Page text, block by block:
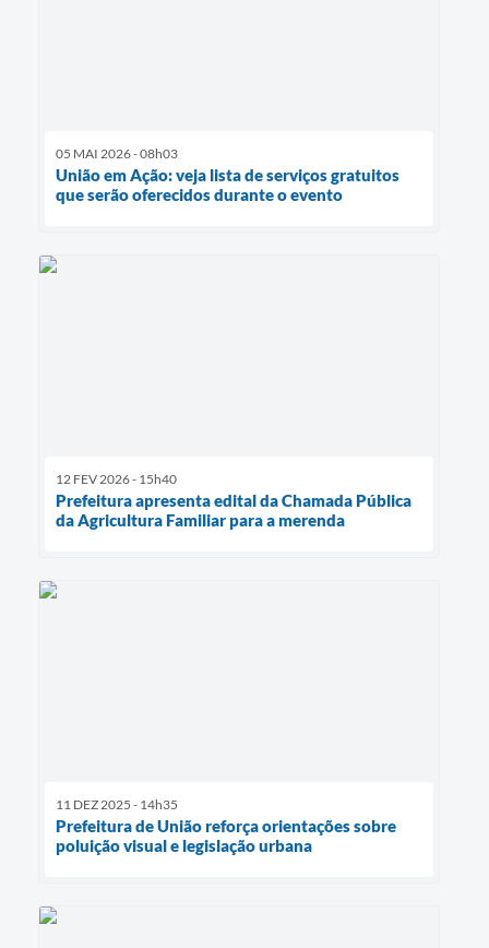
05 MAI 2026 - 08h03
União em Ação: veja lista de serviços gratuitos
que serão oferecidos durante o evento
12 FEV 2026 - 15h40
Prefeitura apresenta edital da Chamada Pública
da Agricultura Familiar para a merenda
11 DEZ 2025 - 14h35
Prefeitura de União reforça orientações sobre
poluição visual e legislação urbana